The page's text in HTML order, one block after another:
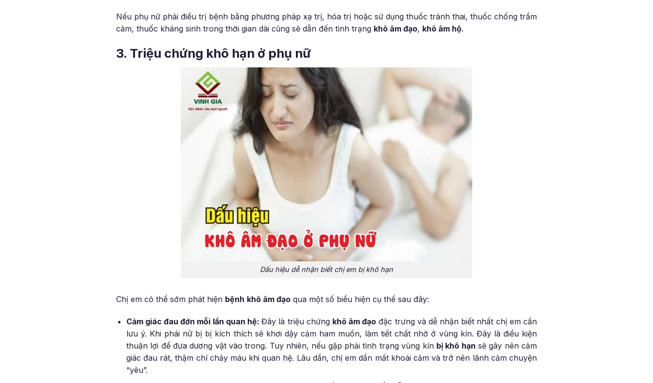
Nếu phụ nữ phải điều trị bệnh bằng phương pháp xạ trị, hóa trị hoặc sử dụng thuốc tránh thai, thuốc chống trầm
cảm, thuốc kháng sinh trong thời gian dài cũng sẽ dẫn đến tình trạng khô âm đạo, khô âm hộ.
3. Triệu chứng khô hạn ở phụ nữ
Dấu hiệu dễ nhận biết chị em bị khô hạn
Chị em có thể sớm phát hiện bệnh khô âm đạo qua một số biểu hiện cụ thể sau đây:
Cảm giác đau đớn mỗi lần quan hệ:Đây là triệu chứng khô âm đạo đặc trưng và dễ nhận biết nhất chị em cần
lưu ý. Khi phái nữ bị bị kích thích sẽ khơi dậy cảm ham muốn, làm tiết chất nhờ ở vùng kín. Đây là điều kiện
thuận lợi để đưa dương vật vào trong. Tuy nhiên, nếu gặp phải tình trạng vùng kín bị khô hạn sẽ gây nên cảm
giác đau rát, thậm chí chảy máu khi quan hệ. Lâu dần, chị em dần mất khoái cảm và trở nên lãnh cảm chuyện
“yêu”.